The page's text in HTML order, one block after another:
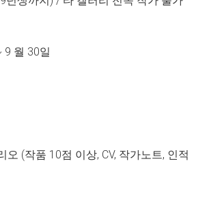
9 월 30일
오 (작품 10점 이상, CV, 작가노트, 인적